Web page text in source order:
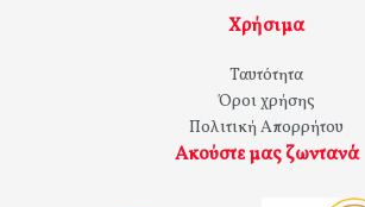
Χρήσιμα
Ταυτότητα
Όροι χρήσης
Πολιτική Απορρήτου
Ακούστε μας ζωντανά